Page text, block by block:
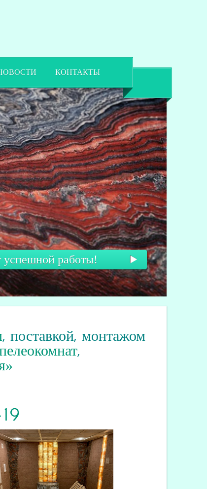
КОНТАКТЫ
успешной работы!
, поставкой, монтажом
,